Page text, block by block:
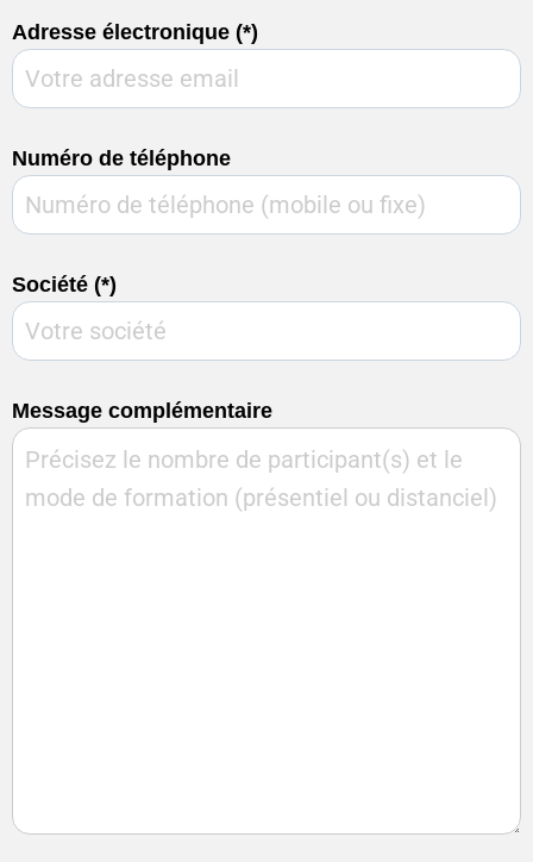
Adresse électronique (*)
Numéro de téléphone
Société (*)
Message complémentaire